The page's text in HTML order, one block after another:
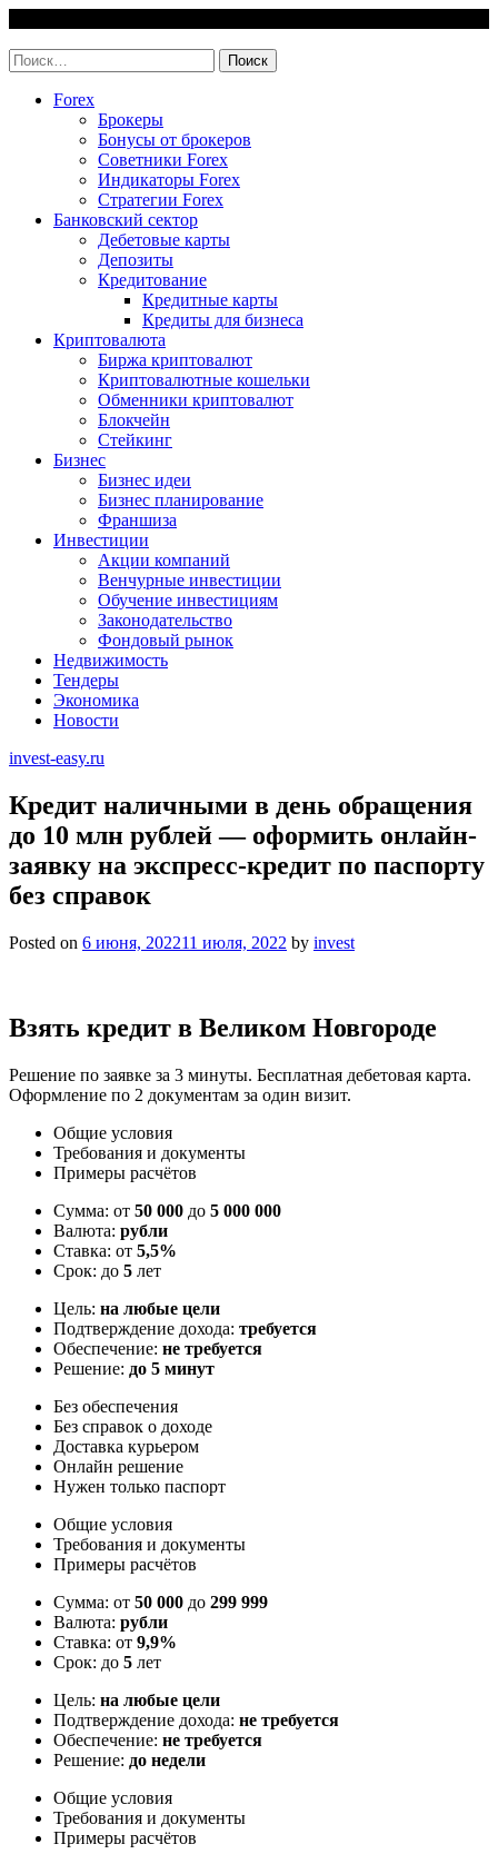
content
Найти:
Forex
Брокеры
Бонусы от брокеров
Советники Forex
Индикаторы Forex
Стратегии Forex
Банковский сектор
Дебетовые карты
Депозиты
Кредитование
Кредитные карты
Кредиты для бизнеса
Криптовалюта
Биржа криптовалют
Криптовалютные кошельки
Обменники криптовалют
Блокчейн
Стейкинг
Бизнес
Бизнес идеи
Бизнес планирование
Франшиза
Инвестиции
Акции компаний
Венчурные инвестиции
Обучение инвестициям
Законодательство
Фондовый рынок
Недвижимость
Тендеры
Экономика
Новости
invest-easy.ru
Кредит наличными в день обращения
до 10 млн рублей — оформить онлайн-
заявку на экспресс-кредит по паспорту
без справок
Posted on 6 июня, 202211 июля, 2022 by invest
Взять кредит в Великом Новгороде
Решение по заявке за 3 минуты. Бесплатная дебетовая карта.
Оформление по 2 документам за один визит.
Общие условия
Требования и документы
Примеры расчётов
Сумма: от 50 000 до 5 000 000
Валюта: рубли
Ставка: от 5,5%
Срок: до 5 лет
Цель: на любые цели
Подтверждение дохода: требуется
Обеспечение: не требуется
Решение: до 5 минут
Без обеспечения
Без справок о доходе
Доставка курьером
Онлайн решение
Нужен только паспорт
Общие условия
Требования и документы
Примеры расчётов
Сумма: от 50 000 до 299 999
Валюта: рубли
Ставка: от 9,9%
Срок: до 5 лет
Цель: на любые цели
Подтверждение дохода: не требуется
Обеспечение: не требуется
Решение: до недели
Общие условия
Требования и документы
Примеры расчётов